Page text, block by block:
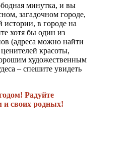
минутка, и вы
загадочном городе,
истории, в городе на
хотя бы один из
(адреса можно найти
красоты,
художественным
– спешите увидеть
Радуйте
и своих родных!